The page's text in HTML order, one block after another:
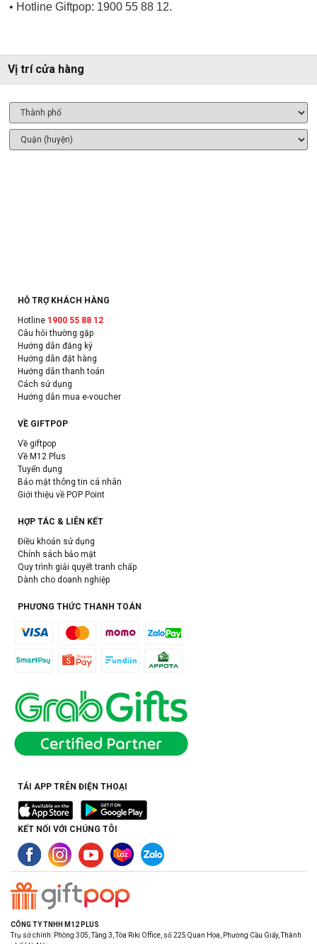
• Hotline Giftpop: 1900 55 88 12.
Vị trí cửa hàng
HỖ TRỢ KHÁCH HÀNG
Hotline 1900 55 88 12
Câu hỏi thường gặp
Hướng dẫn đăng ký
Hướng dẫn đặt hàng
Hướng dẫn thanh toán
Cách sử dụng
Hướng dẫn mua e-voucher
VỀ GIFTPOP
Về giftpop
Về M12 Plus
Tuyển dụng
Bảo mật thông tin cá nhân
Giới thiệu về POP Point
HỢP TÁC & LIÊN KẾT
Điều khoản sử dụng
Chính sách bảo mật
Quy trình giải quyết tranh chấp
Dành cho doanh nghiệp
PHƯƠNG THỨC THANH TOÁN
TẢI APP TRÊN ĐIỆN THOẠI
KẾT NỐI VỚI CHÚNG TÔI
CÔNG TY TNHH M12 PLUS
Trụ sở chính: Phòng 305, Tầng 3, Tòa Riki Office, số 225 Quan Hoa, Phường Cầu Giấy, Thành